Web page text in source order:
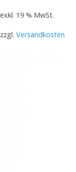
exkl. 19 % MwSt.
zzgl. Versandkosten